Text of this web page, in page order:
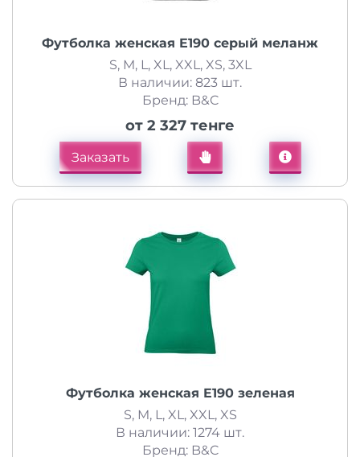
Футболка женская E190 серый меланж
S, M, L, XL, XXL, XS, 3XL
В наличии: 823 шт.
Бренд: B&C
от 2 327 тенге
Заказать
Футболка женская E190 зеленая
S, M, L, XL, XXL, XS
В наличии: 1274 шт.
Бренд: B&C